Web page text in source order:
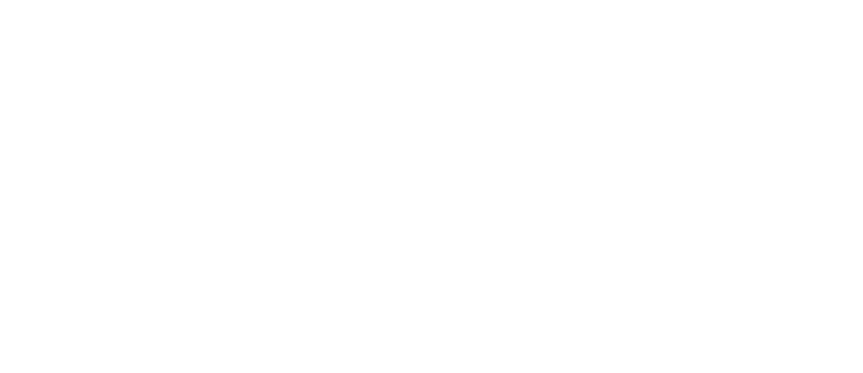
信息，保障其适用于预期的使用场景。合规的设备不仅关乎受检者安心，也避免了因设备不合规带来的运营
用后才真正显现。这包括响应速度、工程师的专业程度、备件供应的及时性以及操作培训是否到位。一个服
在沟通价格时，应将售后服务条款、保修期限与范围明确写入合同，将其作为总体价值评估常用的一部分，